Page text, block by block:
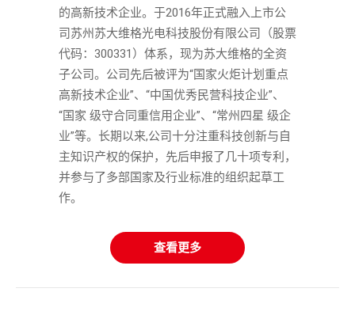
的高新技术企业。于2016年正式融入上市公
司苏州苏大维格光电科技股份有限公司（股票
代码：300331）体系，现为苏大维格的全资
子公司。公司先后被评为“国家火炬计划重点
高新技术企业”、“中国优秀民营科技企业”、
“国家 级守合同重信用企业”、“常州四星 级企
业”等。长期以来,公司十分注重科技创新与自
主知识产权的保护，先后申报了几十项专利，
并参与了多部国家及行业标准的组织起草工
作。
查看更多